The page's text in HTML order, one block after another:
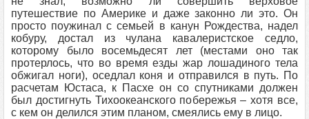
путешествие по Америке и даже законно ли это. Он
просто поужинал с семьей в канун Рождества, надел
кобуру, достал из чулана кавалеристское седло,
которому было восемьдесят лет (местами оно так
протерлось, что во время езды жар лошадиного тела
обжигал ноги), оседлал коня и отправился в путь. По
расчетам Юстаса, к Пасхе он со спутниками должен
был достигнуть Тихоокеанского побережья – хотя все,
с кем он делился этим планом, смеялись ему в лицо.